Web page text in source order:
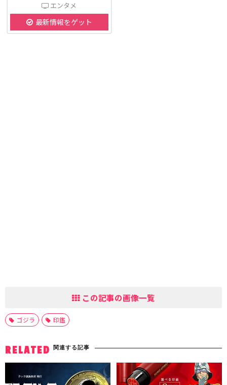
エンタメ
最新情報をゲット
この記事の画像一覧
ゴジラ 印鑑
RELATED 関連する記事